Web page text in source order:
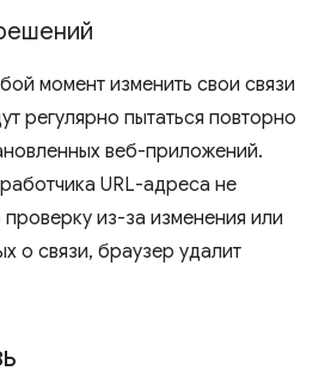
момент изменить свои связи
регулярно пытаться повторно
веб-приложений.
URL-адреса не
из-за изменения или
о связи, браузер удалит